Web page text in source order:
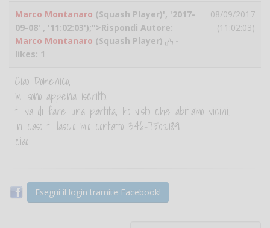
Marco Montanaro (Squash Player)', '2017-
09-08' , '11:02:03');">Rispondi Autore:
Marco Montanaro (Squash Player)
-
likes: 1
08/09/2017
(11:02:03)
Ciao Domenico,
mi sono appena iscritto,
ti va di fare una partita, ho visto che abitiamo vicini.
in caso ti lascio mio contatto 346-7502189
ciao
Esegui il login tramite Facebook!